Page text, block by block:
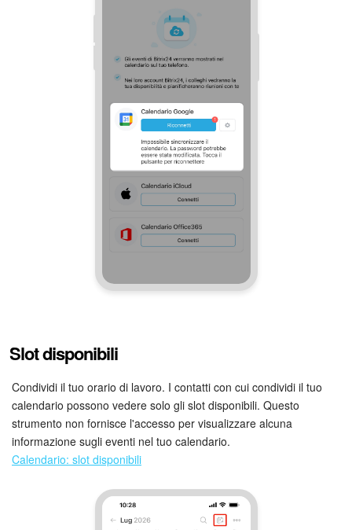
Slot disponibili
Condividi il tuo orario di lavoro. I contatti con cui condividi il tuo
calendario possono vedere solo gli slot disponibili. Questo
strumento non fornisce l'accesso per visualizzare alcuna
informazione sugli eventi nel tuo calendario.
Calendario: slot disponibili